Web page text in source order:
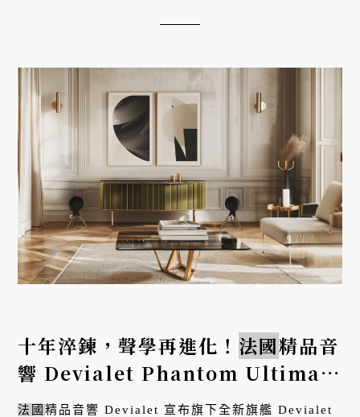
十年淬鍊，聲學再進化！ 法國精品音
響 Devialet Phantom Ultimate
登台，啟動北中南三城沉浸巡禮
法國精品音響 Devialet 宣布旗下全新旗艦 Devialet